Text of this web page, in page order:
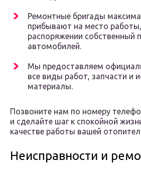
Ремонтные бригады
прибывают на место
распоряжении собственный
автомобилей.
Мы предоставляем
все виды работ, запчасти и
материалы.
Позвоните нам по номеру
и сделайте шаг к спокойной
качестве работы вашей
Неисправности и